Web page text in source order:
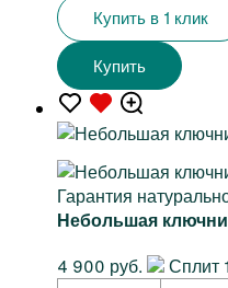
Купить в 1 клик
Купить
Гарантия
Небольшая
4 900 руб.
Сплит